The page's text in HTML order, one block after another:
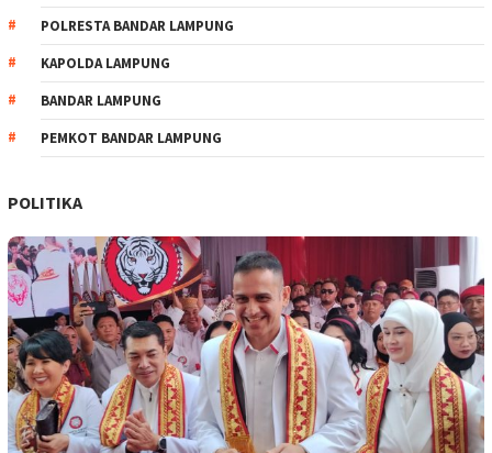
POLRESTA BANDAR LAMPUNG
KAPOLDA LAMPUNG
BANDAR LAMPUNG
PEMKOT BANDAR LAMPUNG
POLITIKA